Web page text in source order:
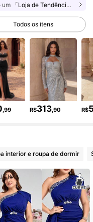
um 「Loja de Tendências」
Todos os itens
,99 R$313,90 R$
interior e roupa de dormir